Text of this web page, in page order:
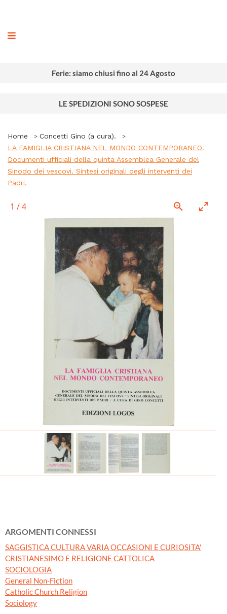
Ferie: siamo chiusi fino al 24 Agosto
LE SPEDIZIONI SONO SOSPESE
Home
Concetti Gino (a cura).
LA FAMIGLIA CRISTIANA NEL MONDO CONTEMPORANEO.
Documenti ufficiali della quinta Assemblea Generale del
Sinodo dei vescovi. Sintesi originali degli interventi dei
Padri.
1 /4
ARGOMENTI CONNESSI
SAGGISTICA CULTURA VARIA OCCASIONI E CURIOSITA'
CRISTIANESIMO E RELIGIONE CATTOLICA
SOCIOLOGIA
General Non-Fiction
Catholic Church Religion
Sociology